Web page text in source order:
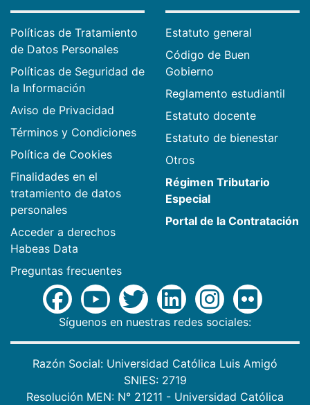
Políticas de Tratamiento
de Datos Personales
Políticas de Seguridad de
la Información
Aviso de Privacidad
Términos y Condiciones
Política de Cookies
Finalidades en el
tratamiento de datos
personales
Acceder a derechos
Habeas Data
Preguntas frecuentes
Estatuto general
Código de Buen
Gobierno
Reglamento estudiantil
Estatuto docente
Estatuto de bienestar
Otros
Régimen Tributario
Especial
Portal de la Contratación
Síguenos en nuestras redes sociales:
Razón Social: Universidad Católica Luis Amigó
SNIES: 2719
Resolución MEN: N° 21211 - Universidad Católica